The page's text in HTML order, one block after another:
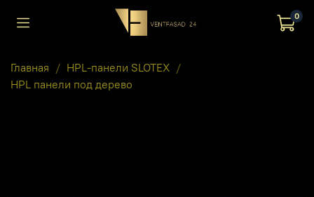
0
Главная
HPL-панели SLOTEX
HPL панели под дерево